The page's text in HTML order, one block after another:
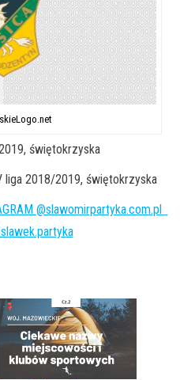
świętokrzyska
liga 2018/2019, świętokrzyska
@slawomirpartyka.com.pl